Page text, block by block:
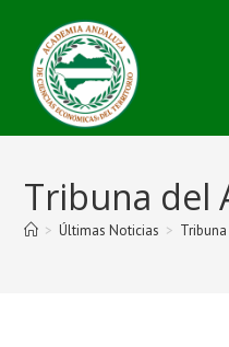
Tribuna del
> Últimas Noticias >